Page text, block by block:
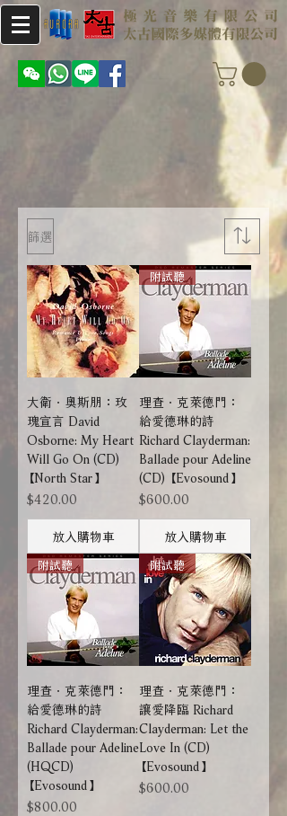
篩選
大衛．奧斯朋：玫
瑰宣言 David
Osborne: My Heart
Will Go On (CD)
【North Star】
價格
$420.00
放入購物車
附試聽
理查．克萊德門：
給愛德琳的詩
Richard Clayderman:
Ballade pour Adeline
(CD) 【Evosound】
價格
$600.00
放入購物車
附試聽
理查．克萊德門：
給愛德琳的詩
Richard Clayderman:
Ballade pour Adeline
(HQCD)
【Evosound】
價格
$800.00
附試聽
理查．克萊德門：
讓愛降臨 Richard
Clayderman: Let the
Love In (CD)
【Evosound】
價格
$600.00